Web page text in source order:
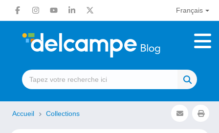
Français
Accueil Collections